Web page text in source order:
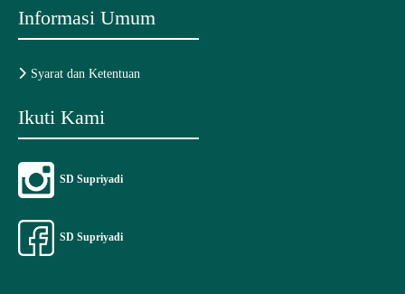
Informasi Umum
Syarat dan Ketentuan
Ikuti Kami
SD Supriyadi
SD Supriyadi